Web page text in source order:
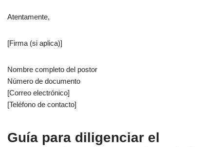
Atentamente,
[Firma (si aplica)]
Nombre completo del postor
Número de documento
[Correo electrónico]
[Teléfono de contacto]
Guía para diligenciar el